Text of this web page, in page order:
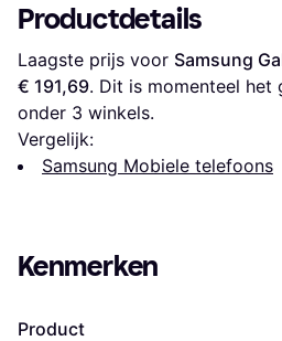
Productdetails
Laagste prijs voor Samsung
€ 191,69. Dit is momenteel het
onder 3 winkels.
Vergelijk:
Samsung Mobiele telefoons
Kenmerken
Product